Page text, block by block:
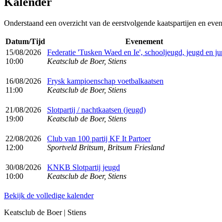
Onderstaand een overzicht van de eerstvolgende kaatspartijen en
Datum/Tijd
Evenement
15/08/2026
10:00
Federatie 'Tusken Waed en Ie', schooljeugd, jeugd en
Keatsclub de Boer, Stiens
16/08/2026
11:00
Frysk kampioenschap voetbalkaatsen
Keatsclub de Boer, Stiens
21/08/2026
19:00
Slotpartij / nachtkaatsen (jeugd)
Keatsclub de Boer, Stiens
22/08/2026
12:00
Club van 100 partij KF It Partoer
Sportveld Britsum, Britsum Friesland
30/08/2026
10:00
KNKB Slotpartij jeugd
Keatsclub de Boer, Stiens
Bekijk de volledige kalender
Keatsclub de Boer | Stiens